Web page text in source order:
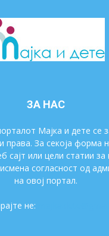
ЗА НАС
Мајка и дете се
права. За секоја форма
сајт или цели статии за
согласност од
на овој портал.
не: